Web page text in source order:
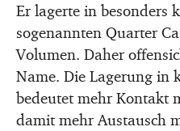
Er lagerte in besonders
sogenannten Quarter
Volumen. Daher
Name. Die Lagerung in
bedeutet mehr Kontakt
damit mehr Austausch